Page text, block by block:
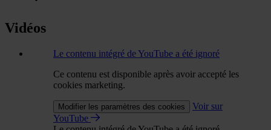
Vidéos
Le contenu intégré de YouTube a été ignoré
Ce contenu est disponible après avoir accepté les
cookies marketing.
Modifier les paramètres des cookies
Voir sur
YouTube